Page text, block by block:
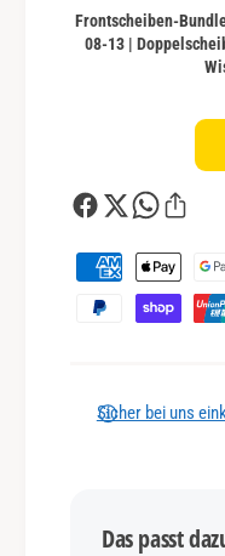
Frontscheiben-
08-13 |
Z
a
Sicher bei uns
Das passt